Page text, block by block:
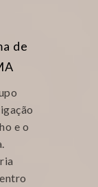
de
e o